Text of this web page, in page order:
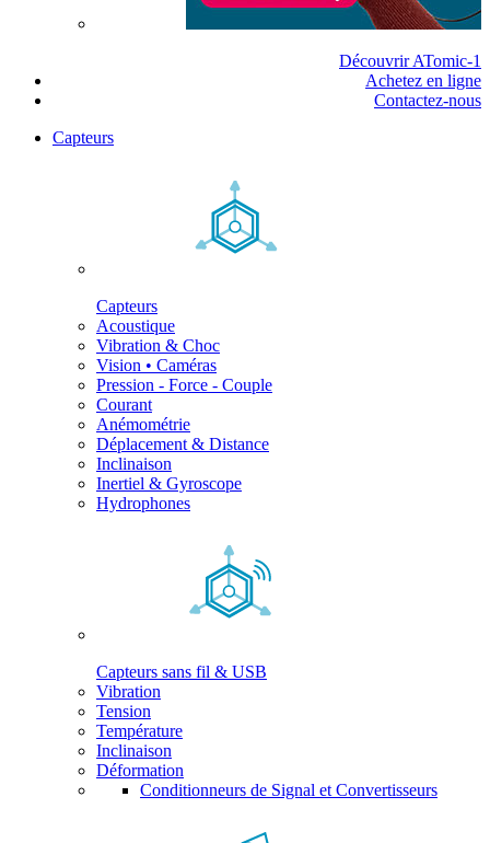
Découvrir ATomic-1
Achetez en ligne
Contactez-nous
Capteurs
Capteurs
Acoustique
Vibration & Choc
Vision • Caméras
Pression - Force - Couple
Courant
Anémométrie
Déplacement & Distance
Inclinaison
Inertiel & Gyroscope
Hydrophones
Capteurs sans fil & USB
Vibration
Tension
Température
Inclinaison
Déformation
Conditionneurs de Signal et Convertisseurs